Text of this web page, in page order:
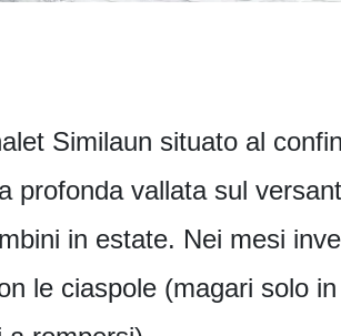
Similaun situato al
profonda vallata sul
in estate. Nei mesi
le ciaspole (magari solo